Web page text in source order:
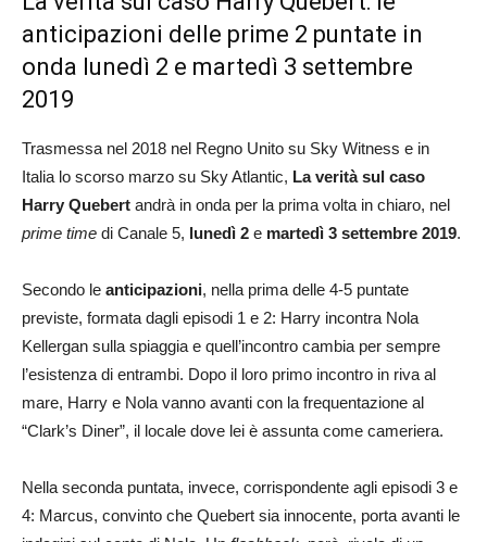
anticipazioni delle prime 2 puntate in
onda lunedì 2 e martedì 3 settembre
2019
Trasmessa nel 2018 nel Regno Unito su Sky Witness e in
Italia lo scorso marzo su Sky Atlantic, La verità sul caso
Harry Quebert andrà in onda per la prima volta in chiaro, nel
prime time di Canale 5, lunedì 2 e martedì 3 settembre 2019.
Secondo le anticipazioni, nella prima delle 4-5 puntate
previste, formata dagli episodi 1 e 2: Harry incontra Nola
Kellergan sulla spiaggia e quell’incontro cambia per sempre
l’esistenza di entrambi. Dopo il loro primo incontro in riva al
mare, Harry e Nola vanno avanti con la frequentazione al
“Clark’s Diner”, il locale dove lei è assunta come cameriera.
Nella seconda puntata, invece, corrispondente agli episodi 3 e
4: Marcus, convinto che Quebert sia innocente, porta avanti le